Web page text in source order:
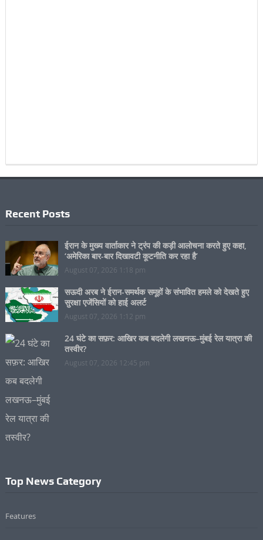
Recent Posts
ईरान के मुख्य वार्ताकार ने ट्रंप की कड़ी आलोचना करते हुए कहा,
‘अमेरिका बार-बार दिखावटी कूटनीति कर रहा है’
August 07, 2026 1:18 pm
सऊदी अरब ने ईरान-समर्थक समूहों के संभावित हमले को देखते हुए
सुरक्षा एजेंसियों को हाई अलर्ट
August 07, 2026 1:12 pm
24 घंटे का सफ़र: आखिर कब बदलेगी लखनऊ–मुंबई रेल यात्रा की
तस्वीर?
August 07, 2026 12:45 pm
Top News Category
Features